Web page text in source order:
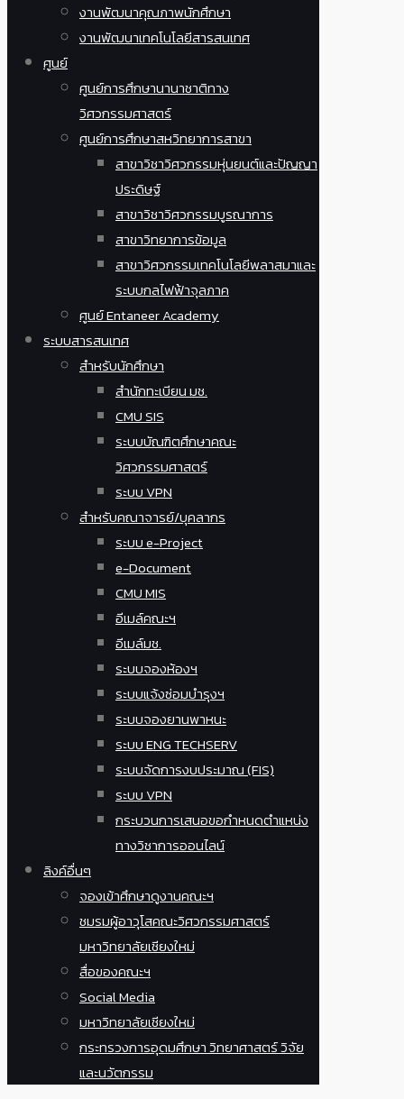
งานพัฒนาคุณภาพนักศึกษา
งานพัฒนาเทคโนโลยีสารสนเทศ
ศูนย์
ศูนย์การศึกษานานาชาติทาง
วิศวกรรมศาสตร์
ศูนย์การศึกษาสหวิทยาการสาขา
สาขาวิชาวิศวกรรมหุ่นยนต์และปัญญา
ประดิษฐ์
สาขาวิชาวิศวกรรมบูรณาการ
สาขาวิทยาการข้อมูล
สาขาวิศวกรรมเทคโนโลยีพลาสมาและ
ระบบกลไฟฟ้าจุลภาค
ศูนย์ Entaneer Academy
ระบบสารสนเทศ
สำหรับนักศึกษา
สำนักทะเบียน มช.
CMU SIS
ระบบบัณฑิตศึกษาคณะ
วิศวกรรมศาสตร์
ระบบ VPN
สำหรับคณาจารย์/บุคลากร
ระบบ e-Project
e-Document
CMU MIS
อีเมล์คณะฯ
อีเมล์มช.
ระบบจองห้องฯ
ระบบแจ้งซ่อมบำรุงฯ
ระบบจองยานพาหนะ
ระบบ ENG TECHSERV
ระบบจัดการงบประมาณ (FIS)
ระบบ VPN
กระบวนการเสนอขอกำหนดตำแหน่ง
ทางวิชาการออนไลน์
ลิงค์อื่นๆ
จองเข้าศึกษาดูงานคณะฯ
ชมรมผู้อาวุโสคณะวิศวกรรมศาสตร์
มหาวิทยาลัยเชียงใหม่
สื่อของคณะฯ
Social Media
มหาวิทยาลัยเชียงใหม่
กระทรวงการอุดมศึกษา วิทยาศาสตร์ วิจัย
และนวัตกรรม